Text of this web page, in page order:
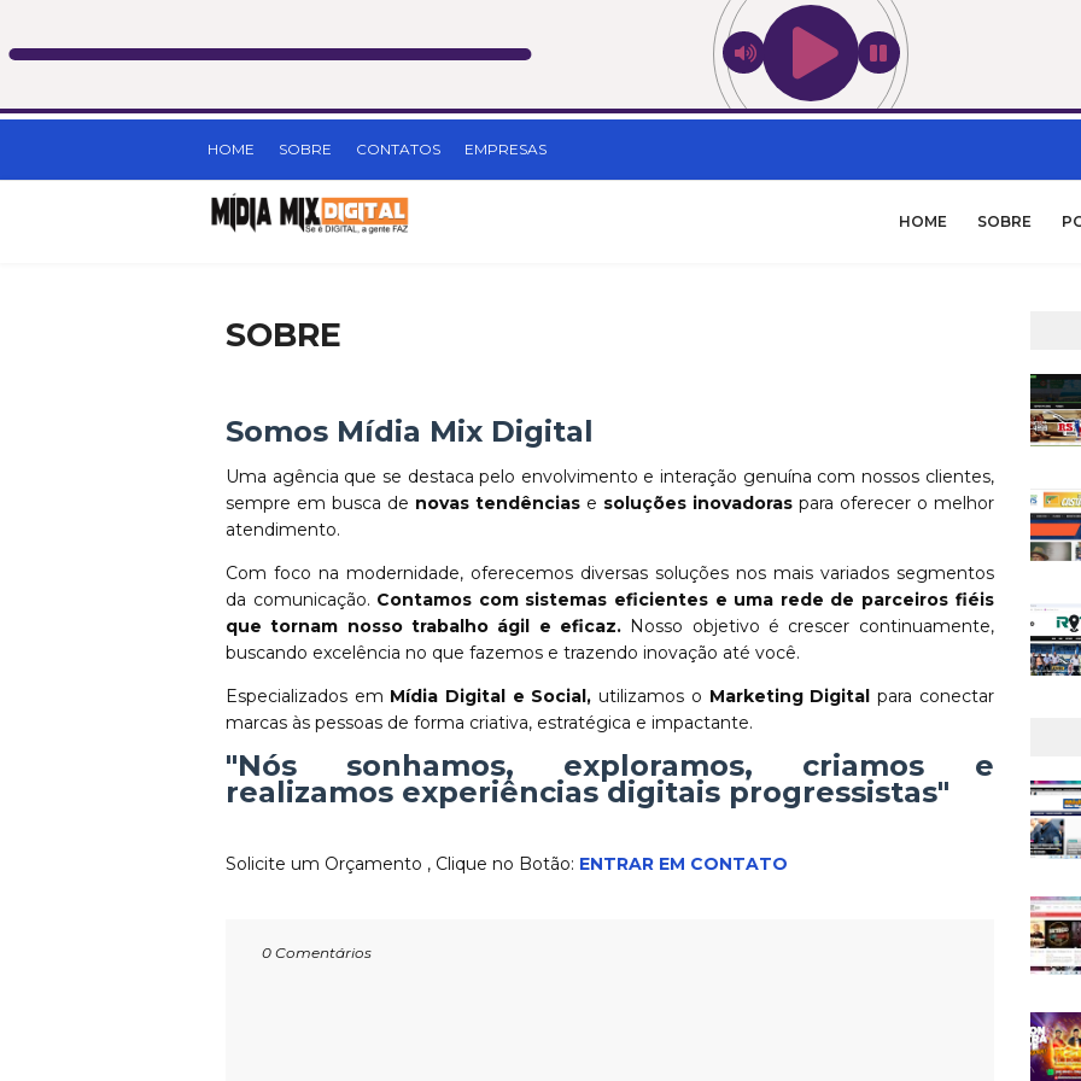
HOME SOBRE CONTATOS EMPRESAS
HOME SOBRE
SOBRE
Somos Mídia Mix Digital
Uma agência que se destaca pelo envolvimento e interação genuína com nossos clientes,
sempre em busca de novas tendênciase soluções inovadoras para oferecer o melhor
atendimento.
Com foco na modernidade, oferecemos diversas soluções nos mais variados segmentos
da comunicação. Contamos com sistemas eficientes e uma rede de parceiros fiéis
que tornam nosso trabalho ágil e eficaz. Nosso objetivo é crescer continuamente,
buscando excelência no que fazemos e trazendo inovação até você.
Especializados em Mídia Digital e Social, utilizamos o Marketing Digital para conectar
marcas às pessoas de forma criativa, estratégica e impactante.
"Nós sonhamos, exploramos, criamos e
realizamos experiências digitais progressistas"
Solicite um Orçamento , Clique no Botão: ENTRAR EM CONTATO
0 Comentários